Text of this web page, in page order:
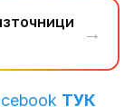
→
ТУК